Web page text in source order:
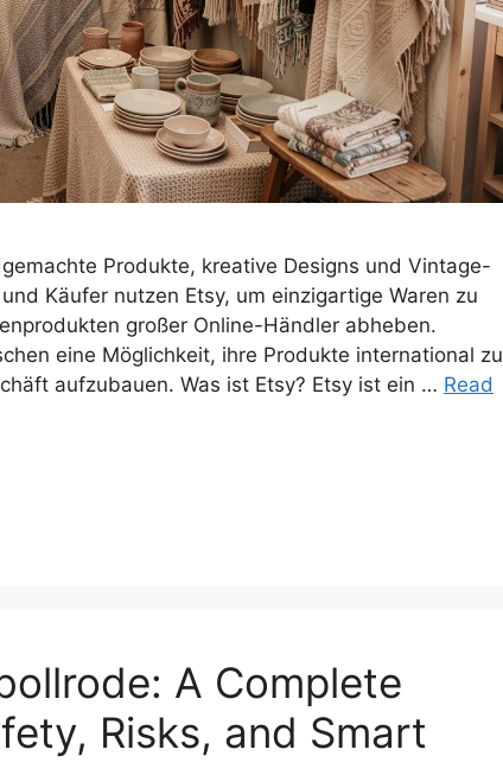
Produkte, kreative Designs und Vintage-
Käufer nutzen Etsy, um einzigartige Waren zu
großer Online-Händler abheben.
eine Möglichkeit, ihre Produkte international zu
aufzubauen. Was ist Etsy? Etsy ist ein … Read
A Complete
Risks, and Smart